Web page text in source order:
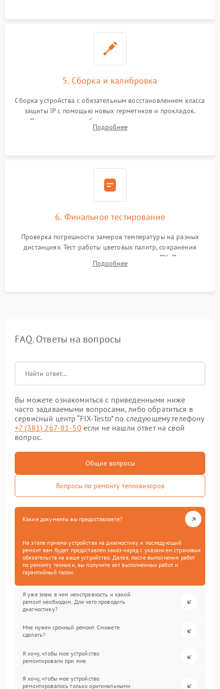
5. Сборка и калибровка
Сборка устройства с обязательным восстановлением класса
защиты IP с помощью новых герметиков и прокладок.
Программная калибровка матрицы по эталонному
абсолютно черному телу для точного измерения температур.
Подробнее
6. Финальное тестирование
Проверка погрешности замеров температуры на разных
дистанциях. Тест работы цветовых палитр, сохранения
термограмм в память и передачи данных на ПК. Проверка
автономности работы и итоговый контроль качества.
Подробнее
FAQ. Ответы на вопросы
Вы можете ознакомиться с приведенными ниже
часто задаваемыми вопросами, либо обратиться в
сервисный центр “FIX-Testo” по следующему телефону
+7 (381) 267-81-50 если не нашли ответ на свой
вопрос.
Общие вопросы
Вопросы по ремонту тепловизоров
Какие документы вы предоставляете?
На этапе приема устройства на диагностику и последующий
ремонт вам будет предоставлен заказ-наряд с указанием страховых
обязательств на ваше устройство. Далее, после выполнения работ
по ремонту техники, вы получите акт выполненных работ и
гарантийный талон.
Я уже знаю в чем неисправность и какой
ремонт необходим. Для чего проводить
диагностику?
Мне нужен срочный ремонт. Сможете
сделать?
Я хочу, чтобы мое устройство
ремонтировали при мне.
Я хочу, чтобы мое устройство
ремонтировалось только оригинальными